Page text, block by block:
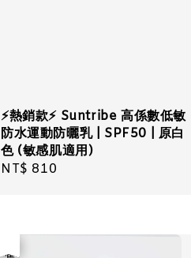
⚡️熱銷款⚡️ Suntribe 高係數低敏
防水運動防曬乳 | SPF50 | 原白
色 (敏感肌適用)
Regular
NT$ 810